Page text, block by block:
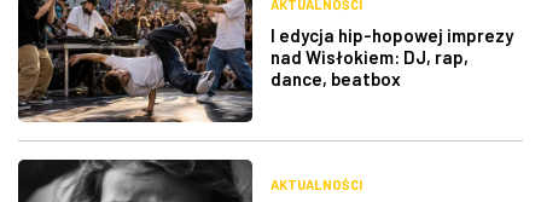
AKTUALNOŚCI
I edycja hip-hopowej imprezy
nad Wisłokiem: DJ, rap,
dance, beatbox
AKTUALNOŚCI